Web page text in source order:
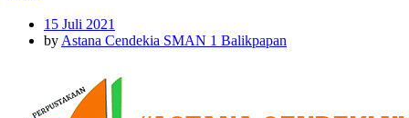
15 Juli 2021
by Astana Cendekia SMAN 1 Balikpapan